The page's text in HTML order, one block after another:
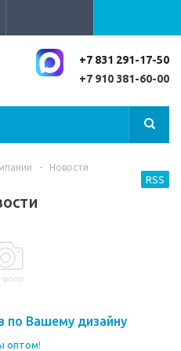
+7 831 291-17-50
+7 910 381-60-00
- Новости
RSS
по Вашему дизайну
оптом!